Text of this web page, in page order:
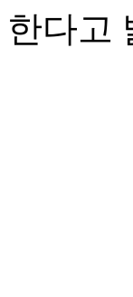
한다고